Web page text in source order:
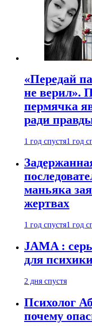
«Передай
не верил».
пермячка
ради
1 год спустя1 год
маньяка
жертвах
1 год спустя1 год
JAMA :
для
2 дня спустя
Психолог
почему